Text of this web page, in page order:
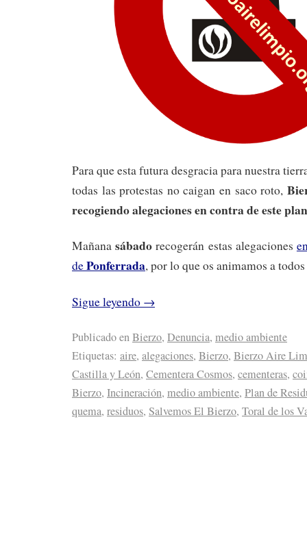
Para que esta futura desgracia para nuestra
todas las protestas no caigan en saco roto,
recogiendo alegaciones en contra de este
Mañanasábado recogerán estas alegaciones
dePonferrada, por lo que os animamos a
Sigue leyendo →
Publicado enBierzo, Denuncia, medio ambiente
Etiquetas: aire, alegaciones, Bierzo, Bierzo Aire
Castilla y León, Cementera Cosmos, cementeras,
Bierzo, Incineración, medio ambiente, Plan de
quema, residuos, Salvemos El Bierzo, Toral de los